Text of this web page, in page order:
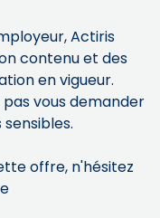
Actiris
contenu et des
en vigueur.
vous demander
offre, n'hésitez